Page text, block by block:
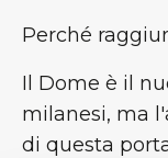
Perché
Il Dome è il
milanesi, ma
di questa